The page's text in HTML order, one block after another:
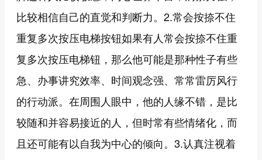
比较相信自己的直觉和判断力。2.常会按捺不住
重复多次按压电梯按钮如果有人常会按捺不住重
复多次按压电梯钮，那么他可能是那种性子有些
急、办事讲究效率、时间观念强、常常雷厉风行
的行动派。在周围人眼中，他的人缘不错，是比
较随和并容易接近的人，但时常有些情绪化，而
且还可能有以自我为中心的倾向。3.认真注视着